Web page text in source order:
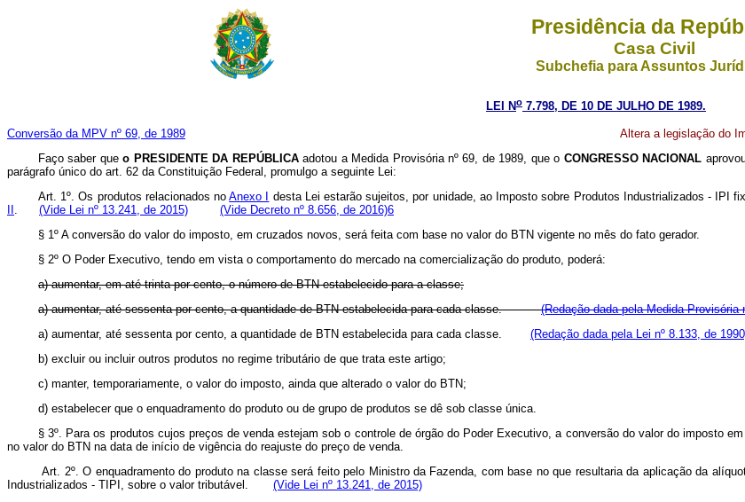
Presidência da
Casa Civil
Subchefia para Assuntos
LEI No 7.798, DE 10 DE JULHO DE 1989.
Conversão da MPV nº 69, de 1989
Altera a legislação do
Faço saber queo PRESIDENTE DA REPÚBLICAadotou a Medida Provisória nº 69, de 1989, que o CONGRESSO NACIONAL
parágrafo único do art. 62 da Constituição Federal, promulgo a seguinte Lei:
Art. 1º. Os produtos relacionados noAnexo I desta Lei estarão sujeitos, por unidade, ao Imposto sobre Produtos Industrializados - IPI
. (Vide Lei nº 13.241, de 2015)
(Vide Decreto nº 8.656, de 2016)6
§ 1º A conversão do valor do imposto, em cruzados novos, será feita com base no valor do BTN vigente no mês do fato gerador.
§ 2º O Poder Executivo, tendo em vista o comportamento do mercado na comercialização do produto, poderá:
a) aumentar, em até trinta por cento, o número de BTN estabelecido para a classe;
a) aumentar, até sessenta por cento, a quantidade de BTN estabelecida para cada classe.(Redação dada pela Medida Provisória
a) aumentar, até sessenta por cento, a quantidade de BTN estabelecida para cada classe. (Redação dada pela Lei nº 8.133, de
b) excluir ou incluir outros produtos no regime tributário de que trata este artigo;
c) manter, temporariamente, o valor do imposto, ainda que alterado o valor do BTN;
d) estabelecer que o enquadramento do produto ou de grupo de produtos se dê sob classe única.
§ 3º. Para os produtos cujos preços de venda estejam sob o controle de órgão do Poder Executivo, a conversão do valor do imposto
no valor do BTN na data de início de vigência do reajuste do preço de venda.
Art. 2º. O enquadramento do produto na classe será feito pelo Ministro da Fazenda, com base no que resultaria da aplicação da
Industrializados - TIPI, sobre o valor tributável. (Vide Lei nº 13.241, de 2015)